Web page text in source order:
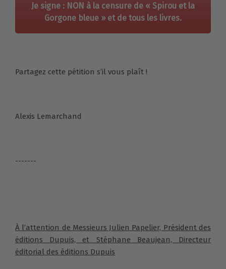
Je signe : NON à la censure de « Spirou et la
Gorgone bleue » et de tous les livres.
Partagez cette pétition s’il vous plaît !
Alexis Lemarchand
-------
À l’attention de Messieurs Julien Papelier, Président des
éditions Dupuis, et Stéphane Beaujean, Directeur
éditorial des éditions Dupuis